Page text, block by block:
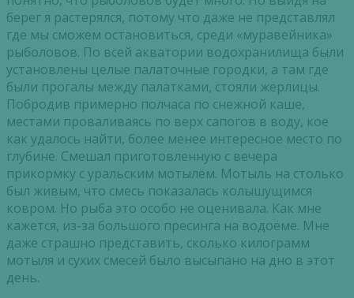
берег я растерялся, потому что даже не представлял
где мы сможем остановиться, среди «муравейника»
рыболовов. По всей акватории водохранилища были
установлены целые палаточные городки, а там где
были прогалы между палатками, стояли жерлицы.
Побродив примерно полчаса по снежной каше,
местами проваливаясь по верх сапогов в воду, кое
как удалось найти, более менее интересное место по
глубине. Смешал приготовленную с вечера
прикормку с уральским мотылём. Мотыль на столько
был живым, что смесь показалась колышущимся
ковром. Но рыба это особо не оценивала. Как мне
кажется, из-за большого пресинга на водоёме. Мне
даже страшно представить, сколько килограмм
мотыля и сухих смесей было высыпано на дно в этот
день.